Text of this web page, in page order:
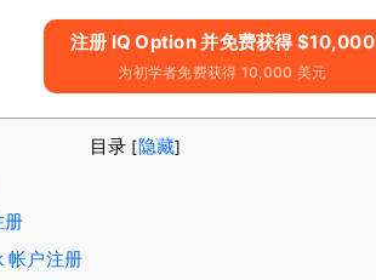
注册 IQ Option 并免费获得 $10,000
为初学者免费获得 10,000 美元
目录 [隐藏]
册
帐户注册